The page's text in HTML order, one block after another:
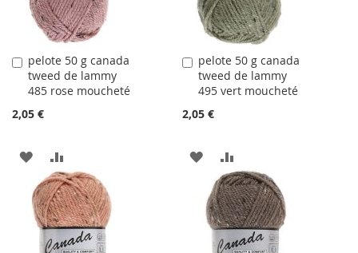
pelote 50 g canada
tweed de lammy
485 rose moucheté
2,05 €
Ajouter
au
panier
AJOUTER
À
LA
LISTE
AU
COMPARATEUR
pelote 50 g canada
tweed de lammy
495 vert moucheté
2,05 €
Ajouter
au
panier
AJOUTER
LA
LISTE
AU
COMPARATEUR